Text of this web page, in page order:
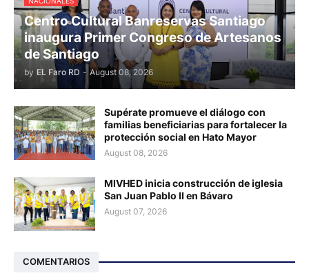
Centro Cultural Banreservas Santiago
inaugura Primer Congreso de Artesanos
de Santiago
by EL Faro RD - August 08, 2026
Supérate promueve el diálogo con
familias beneficiarias para fortalecer la
protección social en Hato Mayor
August 08, 2026
MIVHED inicia construcción de iglesia
San Juan Pablo II en Bávaro
August 07, 2026
COMENTARIOS